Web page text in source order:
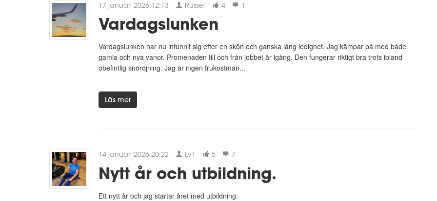
17 januari 2026 12:13 Russet 4 1
Vardagslunken
Vardagslunken har nu infunnit sig efter en skön och ganska lång ledighet. Jag kämpar på med både
gamla och nya vanor. Promenaden till och från jobbet är igång. Den fungerar riktigt bra trots ibland
obefintlig snöröjning. Jag är ingen frukostmän...
Läs mer
14 januari 2026 20:22 Lv1 5 7
Nytt år och utbildning.
Ett nytt år och jag startar året med utbildning.